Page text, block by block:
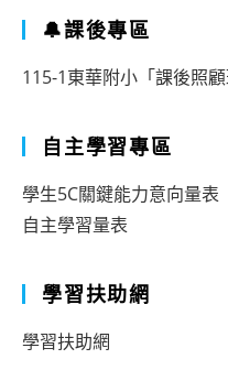
🔔課後專區
115-1東華附小「課後照
自主學習專區
學生5C關鍵能力意向量表
自主學習量表
學習扶助網
學習扶助網